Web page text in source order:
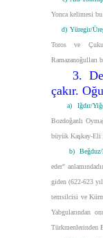
Yonca kelimesi bu
d) Yüregir/
Toros ve
Ramazanoğulları
3.
çakır.
a) Iğdır/
Bozdoğanlı
büyük Kaşkay-Eli
b) Beğduz/
eder"
giden (622-623
temsilcisi ve
Yabgularından
Türkmenlerinden